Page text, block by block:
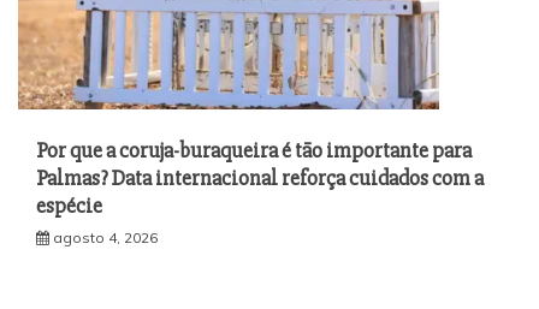
Por que a coruja-buraqueira é tão importante para
Palmas? Data internacional reforça cuidados com a
espécie
agosto 4, 2026